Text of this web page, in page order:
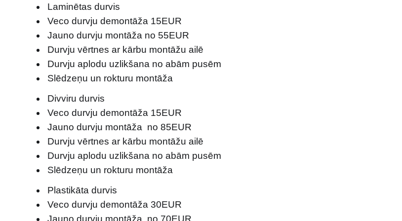
Laminētas durvis
Veco durvju demontāža 15EUR
Jauno durvju montāža no 55EUR
Durvju vērtnes ar kārbu montāžu ailē
Durvju aplodu uzlikšana no abām pusēm
Slēdzeņu un rokturu montāža
Divviru durvis
Veco durvju demontāža 15EUR
Jauno durvju montāža no 85EUR
Durvju vērtnes ar kārbu montāžu ailē
Durvju aplodu uzlikšana no abām pusēm
Slēdzeņu un rokturu montāža
Plastikāta durvis
Veco durvju demontāža 30EUR
Jauno durvju montāža no 70EUR